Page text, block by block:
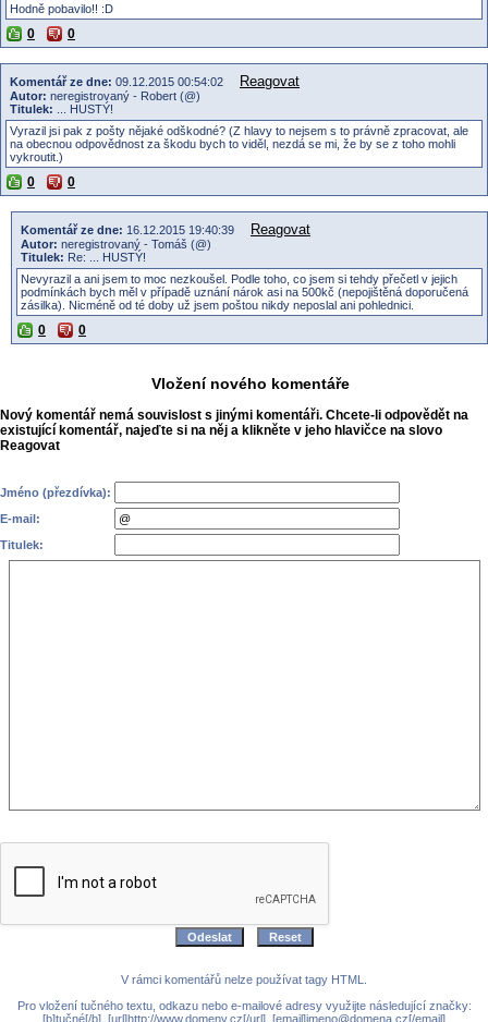
Hodně pobavilo!! :D
0 0
Komentář ze dne: 09.12.2015 00:54:02 Reagovat
Autor: neregistrovaný - Robert (@)
Titulek: ... HUSTÝ!
Vyrazil jsi pak z pošty nějaké odškodné? (Z hlavy to nejsem s to právně zpracovat, ale
na obecnou odpovědnost za škodu bych to viděl, nezdá se mi, že by se z toho mohli
vykroutit.)
0 0
Komentář ze dne: 16.12.2015 19:40:39 Reagovat
Autor: neregistrovaný - Tomáš (@)
Titulek: Re: ... HUSTÝ!
Nevyrazil a ani jsem to moc nezkoušel. Podle toho, co jsem si tehdy přečetl v jejich
podmínkách bych měl v případě uznání nárok asi na 500kč (nepojištěná doporučená
zásilka). Nicméně od té doby už jsem poštou nikdy neposlal ani pohlednici.
0 0
Vložení nového komentáře
Nový komentář nemá souvislost s jinými komentáři. Chcete-li odpovědět na
existující komentář, najeďte si na něj a klikněte v jeho hlavičce na slovo
Reagovat
Jméno (přezdívka):
E-mail:
Titulek:
V rámci komentářů nelze používat tagy HTML.
Pro vložení tučného textu, odkazu nebo e-mailové adresy využijte následující značky:
[b]tučné[/b], [url]http://www.domeny.cz[/url], [email]jmeno@domena.cz[/email]